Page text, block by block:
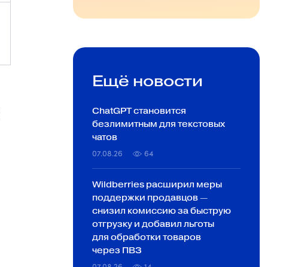
Ещё новости
ChatGPT становится
безлимитным для текстовых
чатов
07.08.26 64
Wildberries расширил меры
поддержки продавцов —
снизил комиссию за быструю
отгрузку и добавил льготы
для обработки товаров
через ПВЗ